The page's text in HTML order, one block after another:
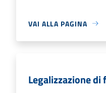
VAI ALLA PAGINA
Legalizzazione